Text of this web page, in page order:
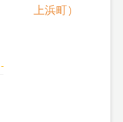
上浜町）